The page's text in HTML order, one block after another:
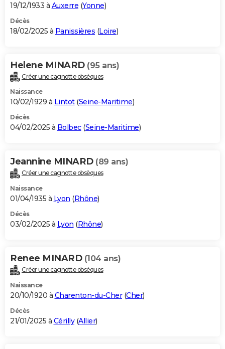
19/12/1933 à Auxerre (Yonne)
Décès
18/02/2025 à Panissières (Loire)
Helene MINARD (95 ans)
Créer une cagnotte obsèques
Naissance
10/02/1929 à Lintot(Seine-Maritime)
Décès
04/02/2025 à Bolbec(Seine-Maritime)
Jeannine MINARD (89 ans)
Créer une cagnotte obsèques
Naissance
01/04/1935 à Lyon (Rhône)
Décès
03/02/2025 à Lyon (Rhône)
Renee MINARD (104 ans)
Créer une cagnotte obsèques
Naissance
20/10/1920 à Charenton-du-Cher(Cher)
Décès
21/01/2025 à Cérilly(Allier)